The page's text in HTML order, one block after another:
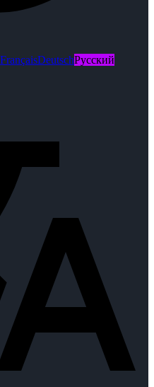
FrançaisDeutschРусский